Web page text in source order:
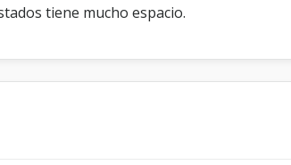
tiene mucho espacio.